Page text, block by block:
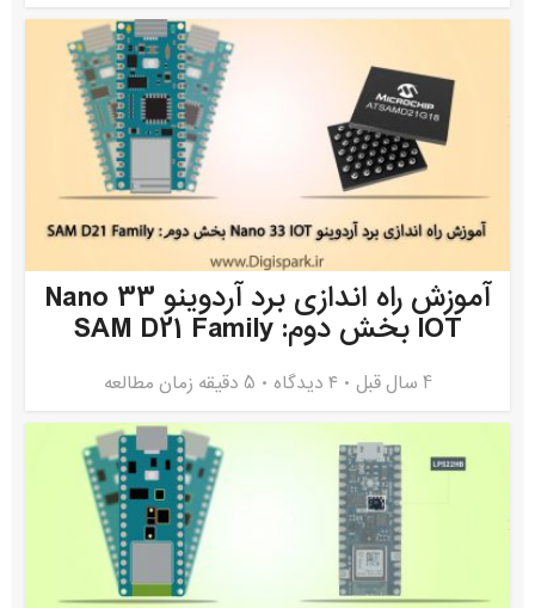
آموزش راه اندازی برد آردوینو Nano 33
IOT بخش دوم: SAM D21 Family
4 سال قبل ۴ دیدگاه 5 دقیقه زمان مطالعه